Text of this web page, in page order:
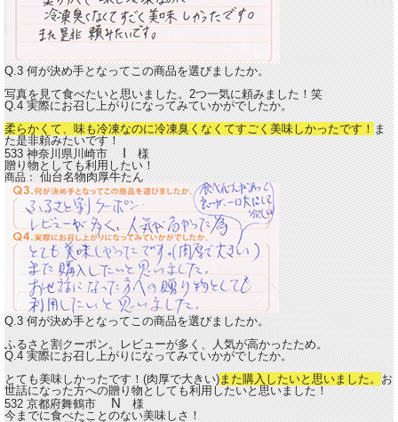
Q.3 何が決め手となってこの商品を選びましたか。
写真を見て食べたいと思いました。2つ一気に頼みました！笑
Q.4 実際にお召し上がりになってみていかがでしたか。
柔らかくて、味も冷凍なのに冷凍臭くなくてすごく美味しかったです！ ま
た是非頼みたいです！
533 神奈川県川崎市I様
贈り物としても利用したい！
商品：仙台名物肉厚牛たん
Q.3 何が決め手となってこの商品を選びましたか。
ふるさと割クーポン。レビューが多く、人気が高かったため。
Q.4 実際にお召し上がりになってみていかがでしたか。
とても美味しかったです！(肉厚で大きい) また購入したいと思いました。 お
世話になった方への贈り物としても利用したいと思いました！
532 京都府舞鶴市N様
今までに食べたことのない美味しさ！